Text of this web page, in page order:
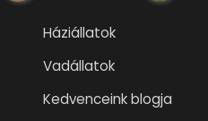
Háziállatok
Vadállatok
Kedvenceink blogja